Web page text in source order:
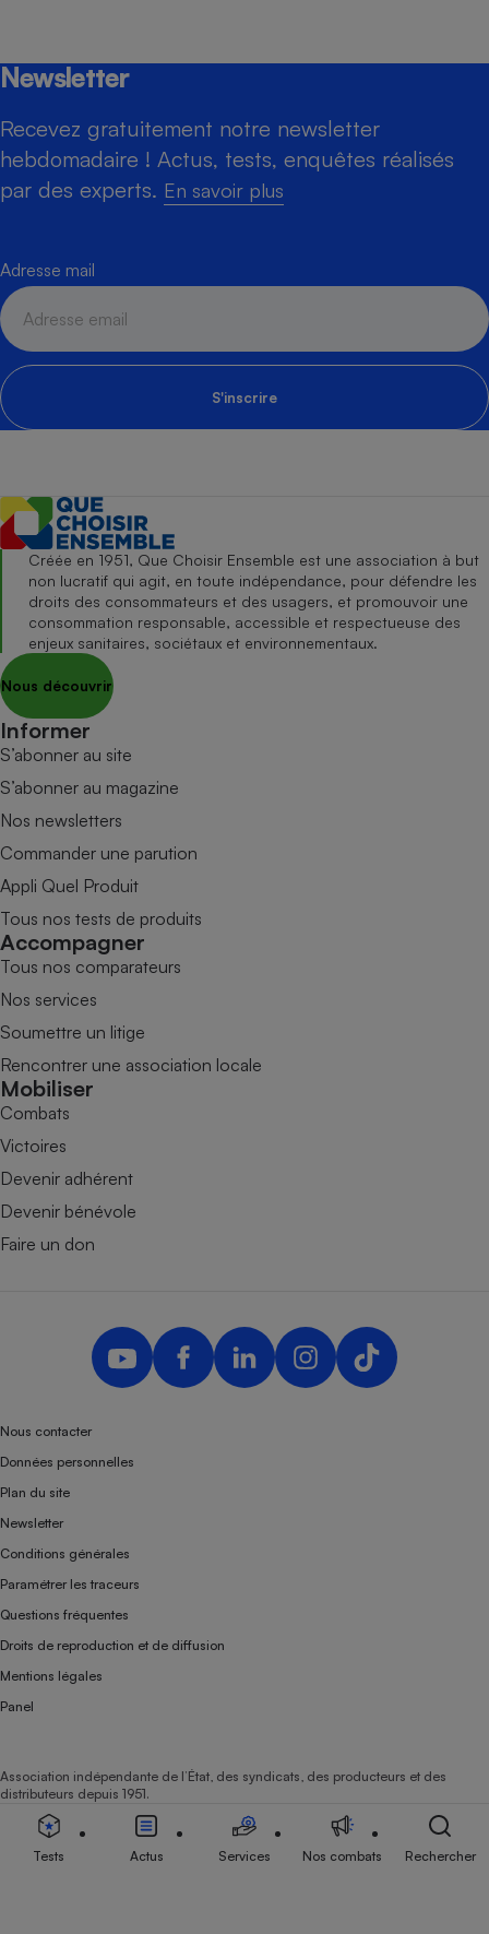
Newsletter
Recevez gratuitement notre newsletter
hebdomadaire ! Actus, tests, enquêtes réalisés
par des experts. En savoir plus
Adresse mail
S'inscrire
Créée en 1951, Que Choisir Ensemble est une association à but
non lucratif qui agit, en toute indépendance, pour défendre les
droits des consommateurs et des usagers, et promouvoir une
consommation responsable, accessible et respectueuse des
enjeux sanitaires, sociétaux et environnementaux.
Nous découvrir
Informer
S’abonner au site
S’abonner au magazine
Nos newsletters
Commander une parution
Appli Quel Produit
Tous nos tests de produits
Accompagner
Tous nos comparateurs
Nos services
Soumettre un litige
Rencontrer une association locale
Mobiliser
Combats
Victoires
Devenir adhérent
Devenir bénévole
Faire un don
Nous contacter
Données personnelles
Plan du site
Newsletter
Conditions générales
Paramétrer les traceurs
Questions fréquentes
Droits de reproduction et de diffusion
Mentions légales
Panel
Association indépendante de l’État, des syndicats, des producteurs et des
distributeurs depuis 1951.
Tests Actus Services Nos combats Rechercher